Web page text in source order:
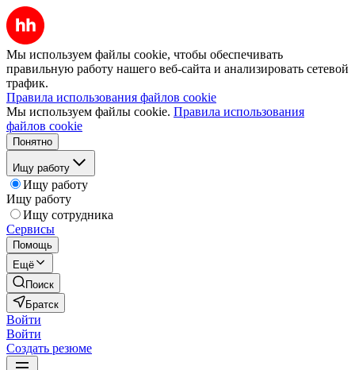
Мы используем файлы cookie, чтобы обеспечивать
правильную работу нашего веб-сайта и анализировать сетевой
трафик.
Правила использования файлов cookie
Мы используем файлы cookie. Правила использования
файлов cookie
Понятно
Ищу работу
Ищу работу
Ищу работу
Ищу сотрудника
Сервисы
Помощь
Ещё
Поиск
Братск
Войти
Войти
Создать резюме